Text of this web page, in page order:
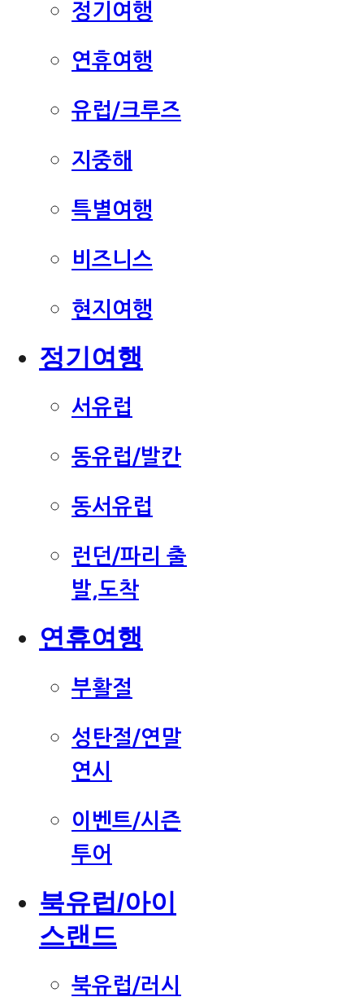
정기여행
연휴여행
유럽/크루즈
지중해
특별여행
비즈니스
현지여행
정기여행
서유럽
동유럽/발칸
동서유럽
런던/파리 출
발,도착
연휴여행
부활절
성탄절/연말
연시
이벤트/시즌
투어
북유럽/아이
스랜드
북유럽/러시